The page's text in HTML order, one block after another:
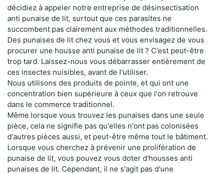
décidiez à appeler notre entreprise de désinsectisation
anti punaise de lit, surtout que ces parasites ne
succombent pas clairement aux méthodes traditionnelles.
Des punaises de lit chez vous et vous envisagez de vous
procurer une housse anti punaise de lit ? C'est peut-être
trop tard. Laissez-nous vous débarrasser entièrement de
ces insectes nuisibles, avant de l'utiliser.
Nous utilisons des produits de pointe, et qui ont une
concentration bien supérieure à ceux que l'on retrouve
dans le commerce traditionnel.
Même lorsque vous trouvez les punaises dans une seule
pièce, cela ne signifie pas qu'elles n'ont pas colonisées
d'autres pièces aussi, et peut-être même tout le bâtiment.
Lorsque vous cherchez à prévenir une prolifération de
punaise de lit, vous pouvez vous doter d'housses anti
punaises de lit. Cependant, il ne s'agit pas d'une